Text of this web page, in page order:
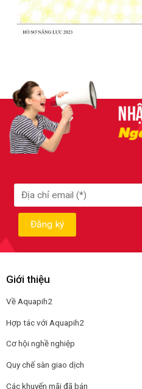
Giới thiệu
Về Aquapih2
Hợp tác với Aquapih2
Cơ hội nghề nghiệp
Quy chế sàn giao dịch
Các khuyến mãi đã bán